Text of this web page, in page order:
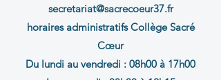
secretariat@sacrecoeur37.fr
horaires administratifs Collège Sacré
Cœur
Du lundi au vendredi : 08h00 à 17h00